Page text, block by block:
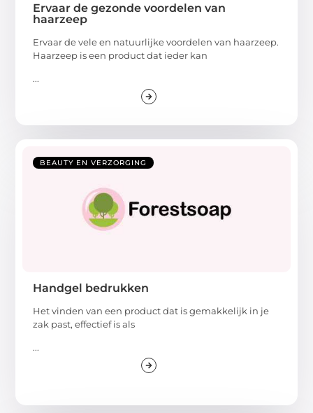
Ervaar de gezonde voordelen van
haarzeep
Ervaar de vele en natuurlijke voordelen van haarzeep.
Haarzeep is een product dat ieder kan
...
BEAUTY EN VERZORGING
Handgel bedrukken
Het vinden van een product dat is gemakkelijk in je
zak past, effectief is als
...